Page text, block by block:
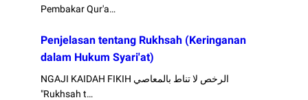
Pembakar Qur'a…
Penjelasan tentang Rukhsah (Keringanan
dalam Hukum Syari'at)
NGAJI KAIDAH FIKIH الرخص لا تناط بالمعاصي
"Rukhsah t…